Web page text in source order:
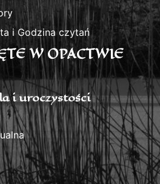
i Godzina czytań
W OPACTWIE
i uroczystości